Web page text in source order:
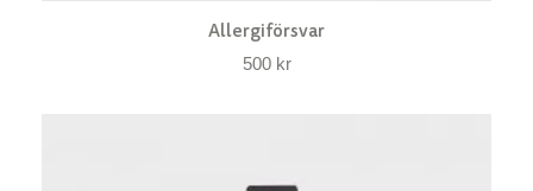
Allergiförsvar
500 kr